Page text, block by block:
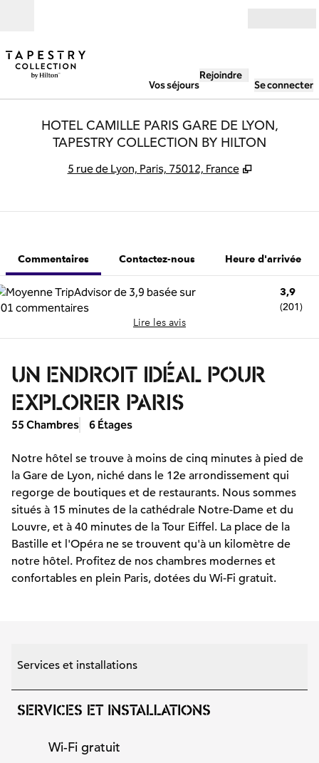
Vos séjours
Rejoindre
Se connecter
HOTEL CAMILLE PARIS GARE DE LYON,
TAPESTRY COLLECTION BY HILTON
5 rue de Lyon, Paris, 75012, France ,
Commentaires Contactez-nous Heure d'arrivée
3,9
(201)
Lire les avis
UN ENDROIT IDÉAL POUR
EXPLORER PARIS
55 Chambres 6 Étages
Notre hôtel se trouve à moins de cinq minutes à pied de
la Gare de Lyon, niché dans le 12e arrondissement qui
regorge de boutiques et de restaurants. Nous sommes
situés à 15 minutes de la cathédrale Notre-Dame et du
Louvre, et à 40 minutes de la Tour Eiffel. La place de la
Bastille et l'Opéra ne se trouvent qu'à un kilomètre de
notre hôtel. Profitez de nos chambres modernes et
confortables en plein Paris, dotées du Wi-Fi gratuit.
Services et installations
SERVICES ET INSTALLATIONS
Wi-Fi gratuit